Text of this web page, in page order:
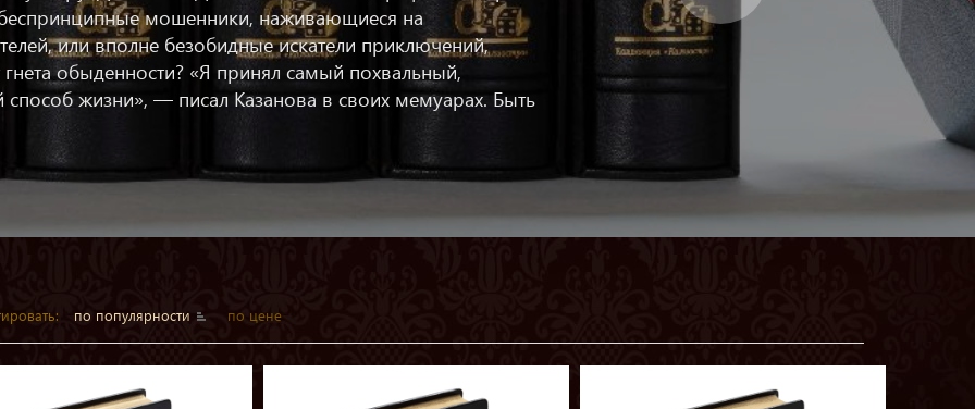
мошенники, наживающиеся на
или вполне безобидные искатели приключений,
обыденности? «Я принял самый похвальный,
способ жизни», — писал Казанова в своих мемуарах. Быть
по популярности по цене